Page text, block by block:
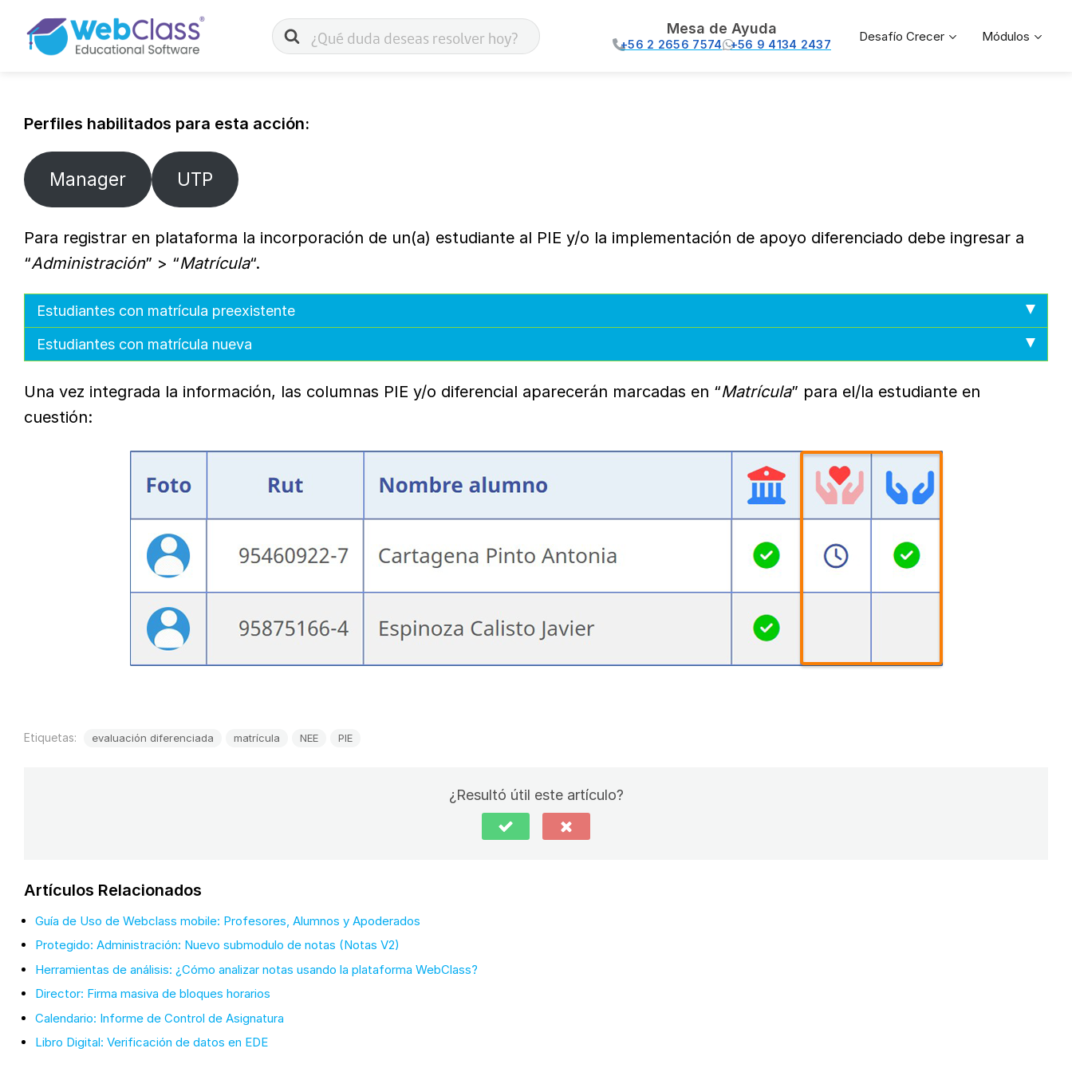
Buscar Mesa de Ayuda
+56 2 2656 7574 +56 9 4134 2437
Desafío Crecer Módulos
Perfiles habilitados para esta acción:
Manager UTP
Para registrar en plataforma la incorporación de un(a) estudiante al PIE y/o la implementación de apoyo diferenciado debe ingresar a
“Administración” > “Matrícula“.
Estudiantes con matrícula preexistente
Estudiantes con matrícula nueva
Una vez integrada la información, las columnas PIE y/o diferencial aparecerán marcadas en “Matrícula” para el/la estudiante en
cuestión:
Etiquetas: evaluación diferenciada matrícula NEE PIE
¿Resultó útil este artículo?
Artículos Relacionados
Guía de Uso de Webclass mobile: Profesores, Alumnos y Apoderados
Protegido: Administración: Nuevo submodulo de notas (Notas V2)
Herramientas de análisis: ¿Cómo analizar notas usando la plataforma WebClass?
Director: Firma masiva de bloques horarios
Calendario: Informe de Control de Asignatura
Libro Digital: Verificación de datos en EDE